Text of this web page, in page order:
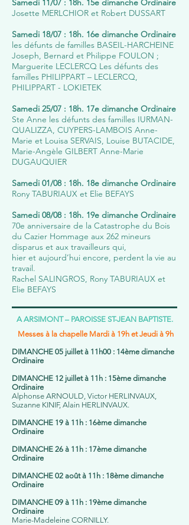
Samedi 11/07 : 18h. 15e dimanche Ordinaire
Josette MERLCHIOR et Robert DUSSART
Samedi 18/07 : 18h. 16e dimanche Ordinaire
les défunts de familles BASEIL-HARCHEINE
Joseph, Bernard et Philippe FOULON ;
Marguerite LECLERCQ Les défunts des
familles PHILIPPART – LECLERCQ,
PHILIPPART - LOKIETEK
Samedi 25/07 : 18h. 17e dimanche Ordinaire
Ste Anne les défunts des familles IURMAN-
QUALIZZA, CUYPERS-LAMBOIS Anne-
Marie et Louisa SERVAIS, Louise BUTACIDE,
Marie-Angèle GILBERT Anne-Marie
DUGAUQUIER
Samedi 01/08 : 18h. 18e dimanche Ordinaire
Rony TABURIAUX et Elie BEFAYS
Samedi 08/08 : 18h. 19e dimanche Ordinaire
70e anniversaire de la Catastrophe du Bois
du Cazier Hommage aux 262 mineurs
disparus et aux travailleurs qui,
hier et aujourd’hui encore, perdent la vie au
travail.
Rachel SALINGROS, Rony TABURIAUX et
Elie BEFAYS
A ARSIMONT – PAROISSE ST-JEAN BAPTISTE.
Messes à la chapelle Mardi à 19h et Jeudi à 9h
DIMANCHE 05 juillet à 11h00 : 14ème dimanche
Ordinaire
DIMANCHE 12 juillet à 11h : 15ème dimanche
Ordinaire
Alphonse ARNOULD, Victor HERLINVAUX,
Suzanne KINIF, Alain HERLINVAUX.
DIMANCHE 19 à 11h : 16ème dimanche
Ordinaire
DIMANCHE 26 à 11h : 17ème dimanche
Ordinaire
DIMANCHE 02 août à 11h : 18ème dimanche
Ordinaire
DIMANCHE 09 à 11h : 19ème dimanche
Ordinaire
Marie-Madeleine CORNILLY.